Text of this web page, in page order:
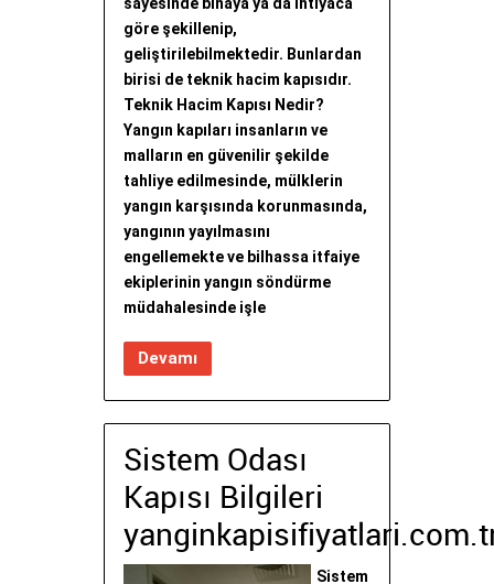
göre şekillenip,
geliştirilebilmektedir. Bunlardan
birisi de teknik hacim kapısıdır.
Teknik Hacim Kapısı Nedir?
Yangın kapıları insanların ve
malların en güvenilir şekilde
tahliye edilmesinde, mülklerin
yangın karşısında korunmasında,
yangının yayılmasını
engellemekte ve bilhassa itfaiye
ekiplerinin yangın söndürme
müdahalesinde işle
Devamı
Sistem Odası
Kapısı Bilgileri
Sistem